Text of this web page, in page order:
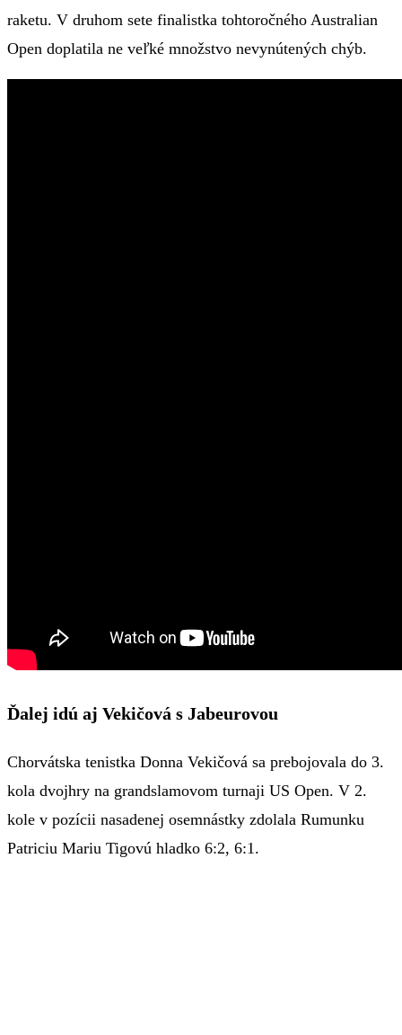
raketu. V druhom sete finalistka tohtoročného Australian
Open doplatila ne veľké množstvo nevynútených chýb.
Ďalej idú aj Vekičová s Jabeurovou
Chorvátska tenistka Donna Vekičová sa prebojovala do 3.
kola dvojhry na grandslamovom turnaji US Open. V 2.
kole v pozícii nasadenej osemnástky zdolala Rumunku
Patriciu Mariu Tigovú hladko 6:2, 6:1.